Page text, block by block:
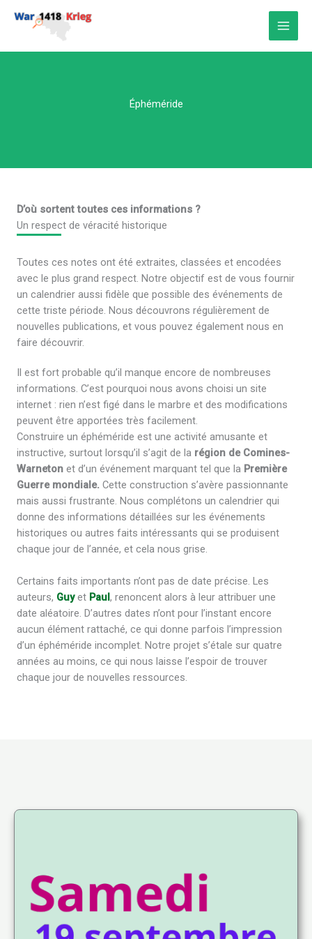
Éphéméride
D’où sortent toutes ces informations ?
Un respect de véracité historique
Toutes ces notes ont été extraites, classées et encodées
avec le plus grand respect. Notre objectif est de vous fournir
un calendrier aussi fidèle que possible des événements de
cette triste période. Nous découvrons régulièrement de
nouvelles publications, et vous pouvez également nous en
faire découvrir.
Il est fort probable qu’il manque encore de nombreuses
informations. C’est pourquoi nous avons choisi un site
internet : rien n’est figé dans le marbre et des modifications
peuvent être apportées très facilement.
Construire un éphéméride est une activité amusante et
instructive, surtout lorsqu’il s’agit de la région de Comines-
Warneton et d’un événement marquant tel que la Première
Guerre mondiale. Cette construction s’avère passionnante
mais aussi frustrante. Nous complétons un calendrier qui
donne des informations détaillées sur les événements
historiques ou autres faits intéressants qui se produisent
chaque jour de l’année, et cela nous grise.
Certains faits importants n’ont pas de date précise. Les
auteurs, Guyet Paul, renoncent alors à leur attribuer une
date aléatoire. D’autres dates n’ont pour l’instant encore
aucun élément rattaché, ce qui donne parfois l’impression
d’un éphéméride incomplet. Notre projet s’étale sur quatre
années au moins, ce qui nous laisse l’espoir de trouver
chaque jour de nouvelles ressources.